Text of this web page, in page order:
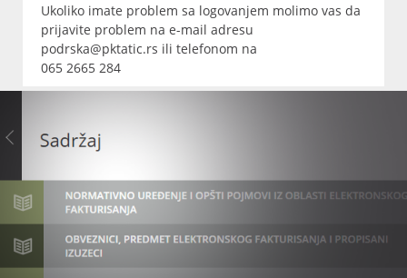
Ukoliko imate problem sa logovanjem molimo vas da
prijavite problem na e-mail adresu
podrska@pktatic.rs ili telefonom na
065 2665 284